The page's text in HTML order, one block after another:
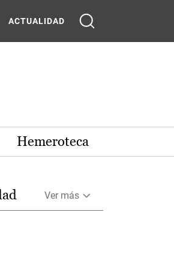
ACTUALIDAD
Hemeroteca
Ver más